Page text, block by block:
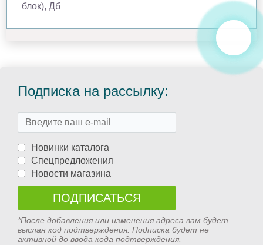
блок), Дб
Подписка на рассылку:
Новинки каталога
Спецпредложения
Новости магазина
*После добавления или изменения адреса вам будет
выслан код подтверждения. Подписка будет не
активной до ввода кода подтверждения.